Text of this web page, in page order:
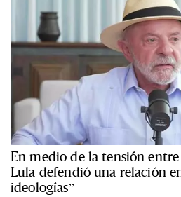
En medio de la tensión
Lula defendió una relación
ideologías”